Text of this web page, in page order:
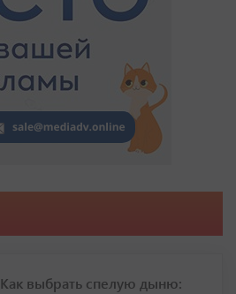
Как выбрать спелую дыню: